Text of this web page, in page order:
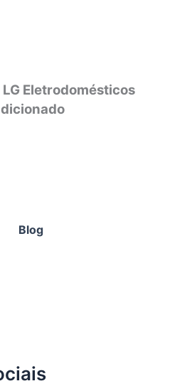
Eletrodomésticos
Blog